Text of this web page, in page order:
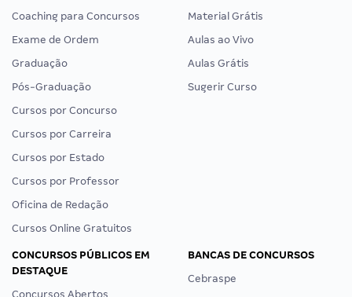
Coaching para Concursos
Exame de Ordem
Graduação
Pós-Graduação
Cursos por Concurso
Cursos por Carreira
Cursos por Estado
Cursos por Professor
Oficina de Redação
Cursos Online Gratuitos
Material Grátis
Aulas ao Vivo
Aulas Grátis
Sugerir Curso
CONCURSOS PÚBLICOS EM
DESTAQUE
Concursos Abertos
BANCAS DE CONCURSOS
Cebraspe